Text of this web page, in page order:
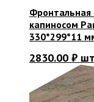
Фронтальная
капиносом
330*299*11
2830.00 ₽